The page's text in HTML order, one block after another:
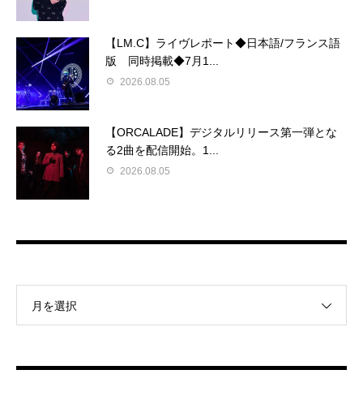
【LM.C】ライヴレポート◆日本語/フランス語
版 同時掲載◆7月1...
2026.08.05
【ORCALADE】デジタルリリース第一弾とな
る2曲を配信開始。1...
2026.08.05
月を選択